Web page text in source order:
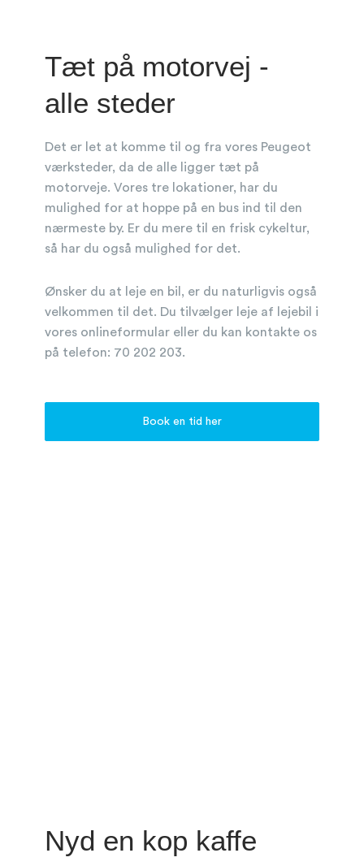
Tæt på motorvej -
alle steder
Det er let at komme til og fra vores Peugeot
værksteder, da de alle ligger tæt på
motorveje. Vores tre lokationer, har du
mulighed for at hoppe på en bus ind til den
nærmeste by. Er du mere til en frisk cykeltur,
så har du også mulighed for det.
Ønsker du at leje en bil, er du naturligvis også
velkommen til det. Du tilvælger leje af lejebil i
vores onlineformular eller du kan kontakte os
på telefon: 70 202 203.
Book en tid her
Nyd en kop kaffe